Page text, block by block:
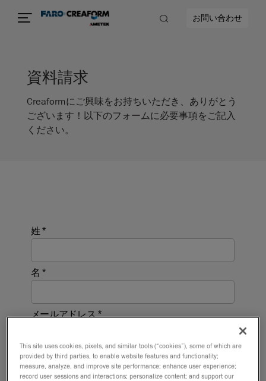
お問い合わせ
資料請求
Creaformにご興味をお持ちいただき、ありがとう
ございます！以下のフォームに必要事項をご記入
ください。
This site uses cookies, pixels, and similar tools (“cookies”), some of which are
provided by third parties, to enable website features and functionality;
measure, analyze, and improve site performance; enhance user experience;
record user sessions and interactions; personalize content; and support our